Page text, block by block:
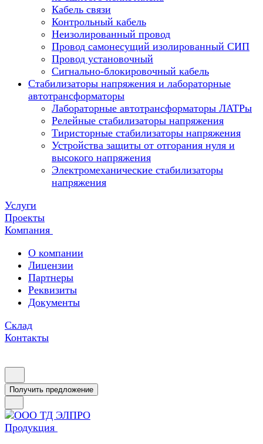
Кабель связи
Контрольный кабель
Неизолированный провод
Провод самонесущий изолированный СИП
Провод установочный
Сигнально-блокировочный кабель
Стабилизаторы напряжения и лабораторные
автотрансформаторы
Лабораторные автотрансформаторы ЛАТРы
Релейные стабилизаторы напряжения
Тиристорные стабилизаторы напряжения
Устройства защиты от отгорания нуля и
высокого напряжения
Электромеханические стабилизаторы
напряжения
Услуги
Проекты
Компания
О компании
Лицензии
Партнеры
Реквизиты
Документы
Склад
Контакты
Получить предложение
Продукция